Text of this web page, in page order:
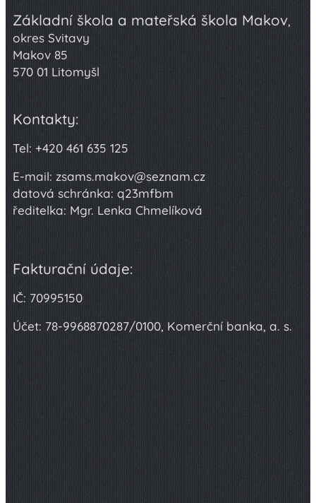
Základní škola a mateřská škola Makov,
okres Svitavy
Makov 85
570 01 Litomyšl
Kontakty:
Tel: +420 461 635 125
E-mail: zsams.makov@seznam.cz
datová schránka: q23mfbm
ředitelka: Mgr. Lenka Chmelíková
Fakturační údaje:
IČ: 70995150
Účet: 78-9968870287/0100, Komerční banka, a. s.